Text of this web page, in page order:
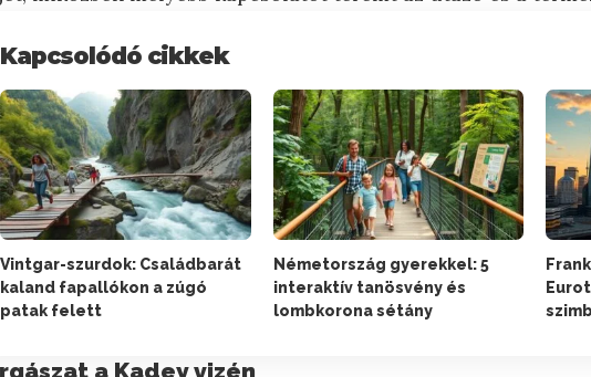
Kapcsolódó cikkek
Vintgar-szurdok: Családbarát
kaland fapallókon a zúgó
patak felett
Németország gyerekkel: 5
interaktív tanösvény és
lombkorona sétány
a Kadey vizén